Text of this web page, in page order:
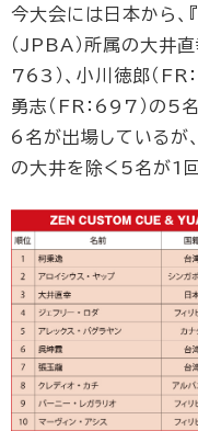
今大会には日本から、『
（JPBA）所属の大井直
763）、小川徳郎（FR
勇志（FR：697）の5
6名が出場しているが
の大井を除く5名が1回